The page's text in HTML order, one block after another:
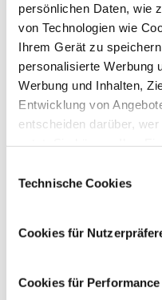
persönlichen Daten, wie
von Technologien wie
Ihrem Gerät zu
personalisierte Werbung
Werbung und Inhalten,
Entwicklung von
entscheiden darüber,
Trigger Symbol ändern
Informationen
können
Technische Cookies
Cookies für
Cookies für
Erbenermittler
"Man
ihrem Glück
Die gesetzliche
dass sich nach dem
plötzlichen
Juristen haben die